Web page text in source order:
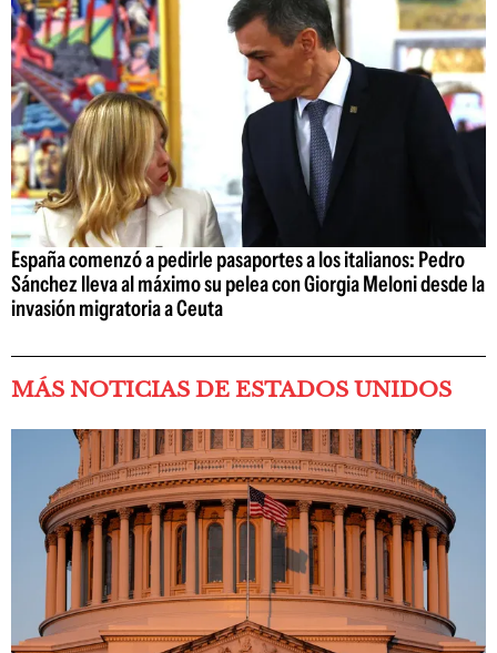
España comenzó a pedirle pasaportes a los italianos: Pedro
Sánchez lleva al máximo su pelea con Giorgia Meloni desde la
invasión migratoria a Ceuta
MÁS NOTICIAS DE ESTADOS UNIDOS